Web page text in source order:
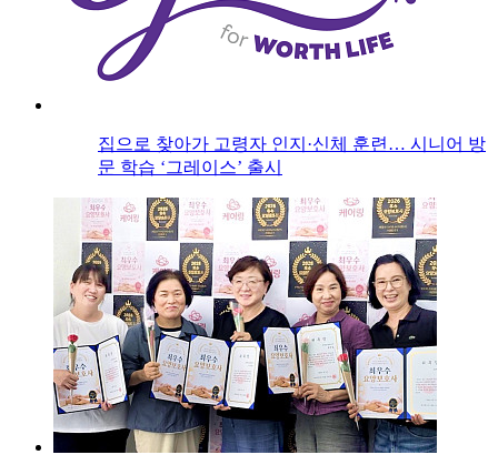
집으로 찾아가 고령자 인지·신체 훈련… 시니어 방
문 학습 ‘그레이스’ 출시